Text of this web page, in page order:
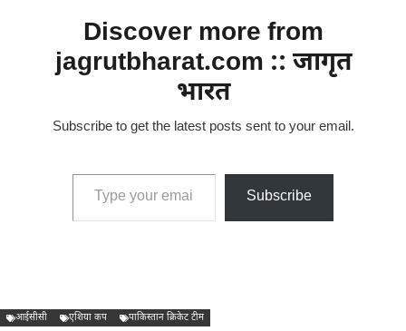
Discover more from
jagrutbharat.com :: जागृत
भारत
Subscribe to get the latest posts sent to your email.
Type your email…
Subscribe
आईसीसी एशिया कप पाकिस्तान क्रिकेट टीम